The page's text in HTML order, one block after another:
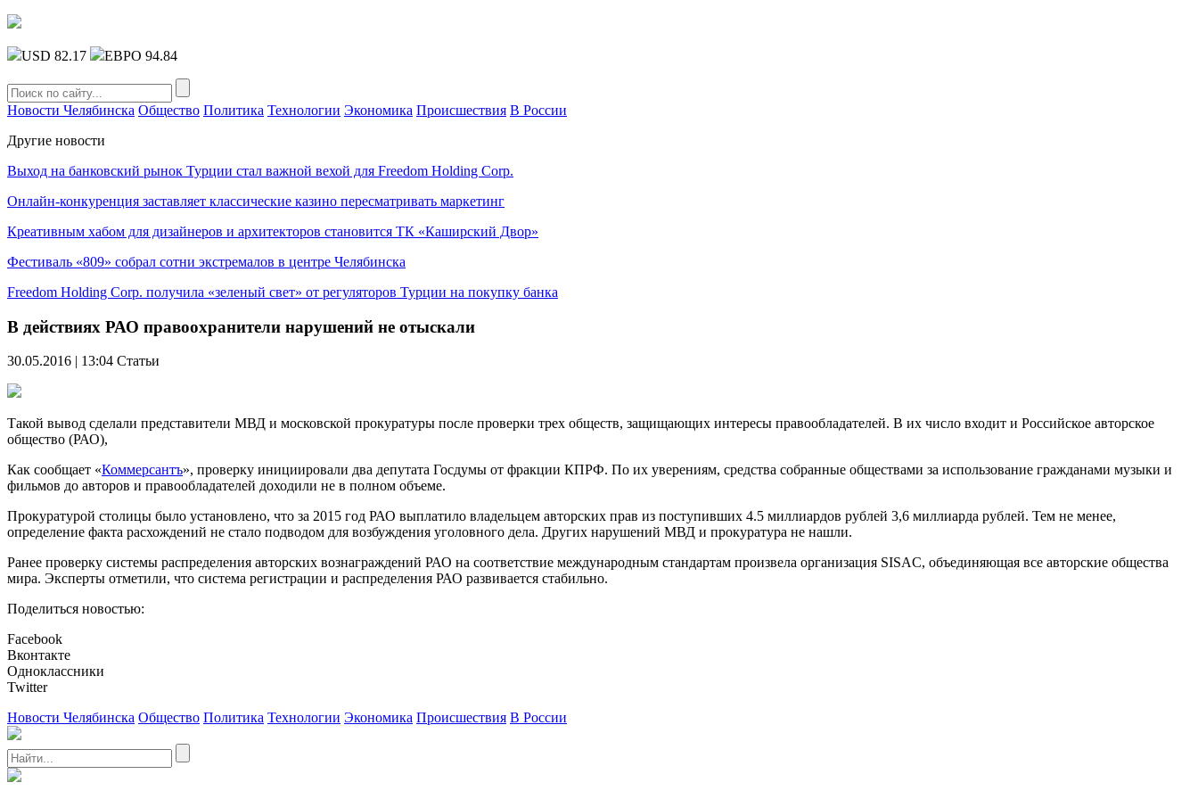
USD 82.17 ЕВРО 94.84
Новости Челябинска Общество Политика Технологии Экономика Происшествия В России
Другие новости
Выход на банковский рынок Турции стал важной вехой для Freedom Holding Corp.
Онлайн-конкуренция заставляет классические казино пересматривать маркетинг
Креативным хабом для дизайнеров и архитекторов становится ТК «Каширский Двор»
Фестиваль «809» собрал сотни экстремалов в центре Челябинска
Freedom Holding Corp. получила «зеленый свет» от регуляторов Турции на покупку банка
В действиях РАО правоохранители нарушений не отыскали
30.05.2016 | 13:04 Статьи
Такой вывод сделали представители МВД и московской прокуратуры после проверки трех обществ, защищающих интересы правообладателей. В их число входит и Российское авторское
общество (РАО),
Как сообщает «Коммерсантъ», проверку инициировали два депутата Госдумы от фракции КПРФ. По их уверениям, средства собранные обществами за использование гражданами музыки и
фильмов до авторов и правообладателей доходили не в полном объеме.
Прокуратурой столицы было установлено, что за 2015 год РАО выплатило владельцем авторских прав из поступивших 4.5 миллиардов рублей 3,6 миллиарда рублей. Тем не менее,
определение факта расхождений не стало подводом для возбуждения уголовного дела. Других нарушений МВД и прокуратура не нашли.
Ранее проверку системы распределения авторских вознаграждений РАО на соответствие международным стандартам произвела организация SISAC, объединяющая все авторские общества
мира. Эксперты отметили, что система регистрации и распределения РАО развивается стабильно.
Поделиться новостью:
Facebook
Вконтакте
Одноклассники
Twitter
Новости Челябинска Общество Политика Технологии Экономика Происшествия В России